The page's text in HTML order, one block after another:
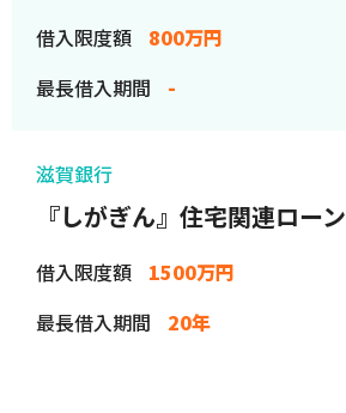
借入限度額
800万円
最長借入期間
-
滋賀銀行
『しがぎん』住宅関連ローン
借入限度額
1500万円
最長借入期間
20年